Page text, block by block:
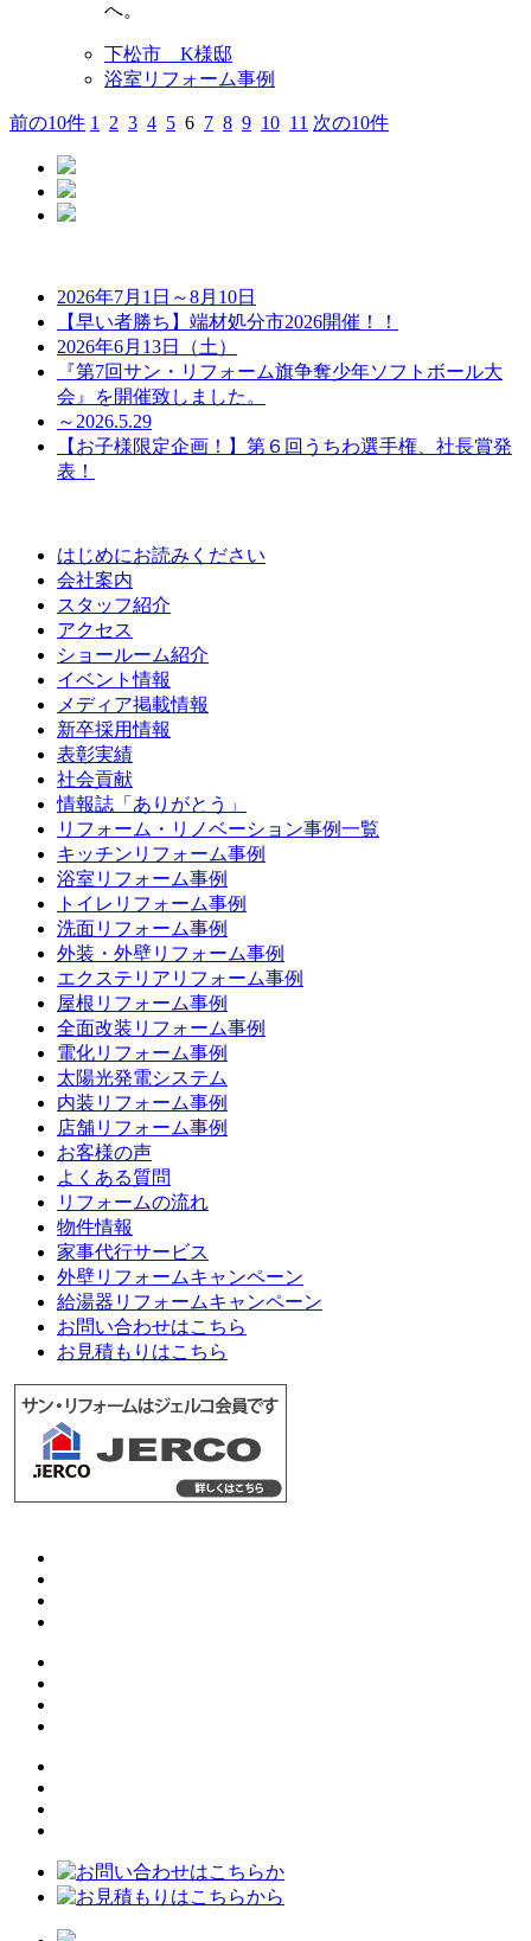
へ。
下松市 K様邸
浴室リフォーム事例
前の10件 1 2 3 4 5 6 7 8 9 10 11 次の10件
2026年7月1日～8月10日
【早い者勝ち】端材処分市2026開催！！
2026年6月13日（土）
『第7回サン・リフォーム旗争奪少年ソフトボール大
会』を開催致しました。
～2026.5.29
【お子様限定企画！】第６回うちわ選手権、社長賞発
表！
はじめにお読みください
会社案内
スタッフ紹介
アクセス
ショールーム紹介
イベント情報
メディア掲載情報
新卒採用情報
表彰実績
社会貢献
情報誌「ありがとう」
リフォーム・リノベーション事例一覧
キッチンリフォーム事例
浴室リフォーム事例
トイレリフォーム事例
洗面リフォーム事例
外装・外壁リフォーム事例
エクステリアリフォーム事例
屋根リフォーム事例
全面改装リフォーム事例
電化リフォーム事例
太陽光発電システム
内装リフォーム事例
店舗リフォーム事例
お客様の声
よくある質問
リフォームの流れ
物件情報
家事代行サービス
外壁リフォームキャンペーン
給湯器リフォームキャンペーン
お問い合わせはこちら
お見積もりはこちら